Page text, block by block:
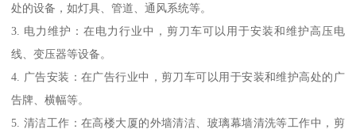
处的设备，如灯具、管道、通风系统等。
3. 电力维护：在电力行业中，剪刀车可以用于安装和维护高压电
线、变压器等设备。
4. 广告安装：在广告行业中，剪刀车可以用于安装和维护高处的广
告牌、横幅等。
5. 清洁工作：在高楼大厦的外墙清洁、玻璃幕墙清洗等工作中，剪